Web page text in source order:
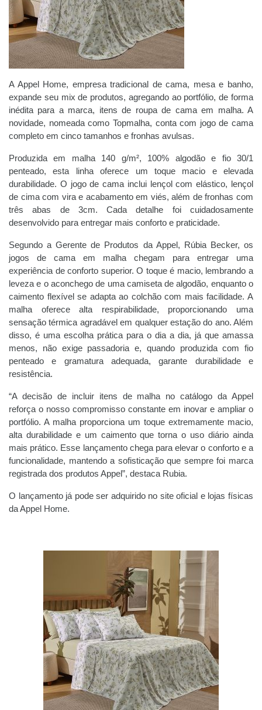
A Appel Home, empresa tradicional de cama, mesa e banho,
expande seu mix de produtos, agregando ao portfólio, de forma
inédita para a marca, itens de roupa de cama em malha. A
novidade, nomeada como Topmalha, conta com jogo de cama
completo em cinco tamanhos e fronhas avulsas.
Produzida em malha 140 g/m², 100% algodão e fio 30/1
penteado, esta linha oferece um toque macio e elevada
durabilidade. O jogo de cama inclui lençol com elástico, lençol
de cima com vira e acabamento em viés, além de fronhas com
três abas de 3cm. Cada detalhe foi cuidadosamente
desenvolvido para entregar mais conforto e praticidade.
Segundo a Gerente de Produtos da Appel, Rúbia Becker, os
jogos de cama em malha chegam para entregar uma
experiência de conforto superior. O toque é macio, lembrando a
leveza e o aconchego de uma camiseta de algodão, enquanto o
caimento flexível se adapta ao colchão com mais facilidade. A
malha oferece alta respirabilidade, proporcionando uma
sensação térmica agradável em qualquer estação do ano. Além
disso, é uma escolha prática para o dia a dia, já que amassa
menos, não exige passadoria e, quando produzida com fio
penteado e gramatura adequada, garante durabilidade e
resistência.
“A decisão de incluir itens de malha no catálogo da Appel
reforça o nosso compromisso constante em inovar e ampliar o
portfólio. A malha proporciona um toque extremamente macio,
alta durabilidade e um caimento que torna o uso diário ainda
mais prático. Esse lançamento chega para elevar o conforto e a
funcionalidade, mantendo a sofisticação que sempre foi marca
registrada dos produtos Appel”, destaca Rubia.
O lançamento já pode ser adquirido no site oficial e lojas físicas
da Appel Home.